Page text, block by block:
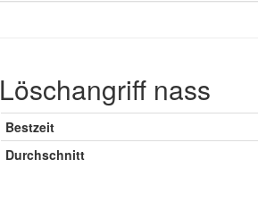
Löschangriff nass
Bestzeit
Durchschnitt